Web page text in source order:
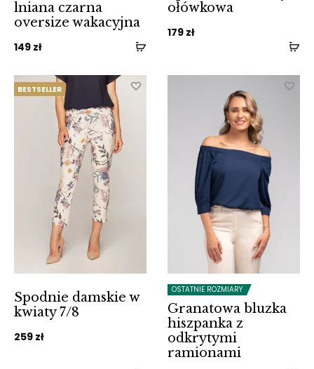
lniana czarna
oversize wakacyjna
149 zł
ołówkowa
179 zł
BESTSELLER
Spodnie damskie w
kwiaty 7/8
259 zł
OSTATNIE ROZMIARY
Granatowa bluzka
hiszpanka z
odkrytymi
ramionami